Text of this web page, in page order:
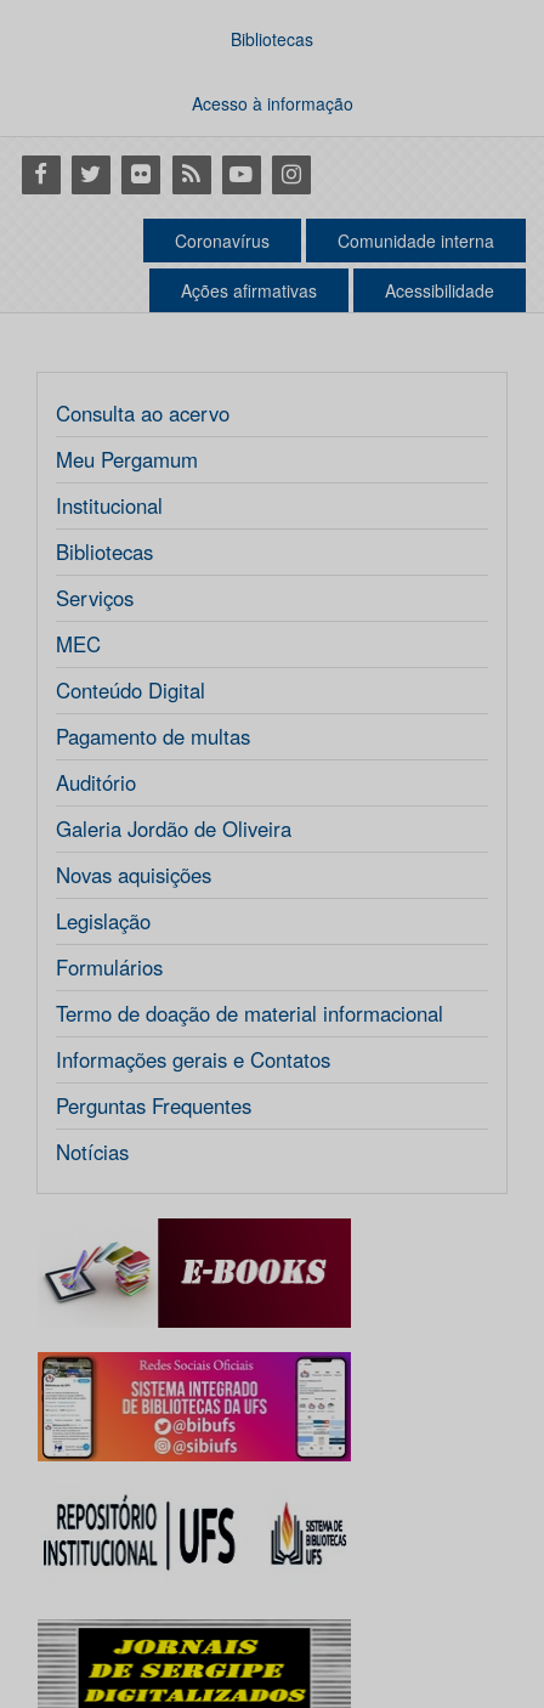
Bibliotecas
Acesso à informação
Facebook
Twitter Flickr RSS YoutubeInstagram
Coronavírus Comunidade interna
Ações afirmativas Acessibilidade
Consulta ao acervo
Meu Pergamum
Institucional
Bibliotecas
Serviços
MEC
Conteúdo Digital
Pagamento de multas
Auditório
Galeria Jordão de Oliveira
Novas aquisições
Legislação
Formulários
Termo de doação de material informacional
Informações gerais e Contatos
Perguntas Frequentes
Notícias